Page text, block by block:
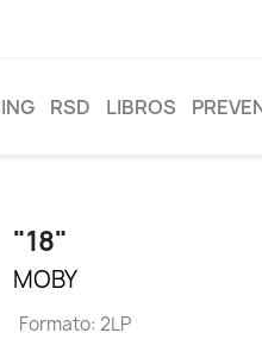
RSD LIBROS
"18"
MOBY
Formato: 2LP